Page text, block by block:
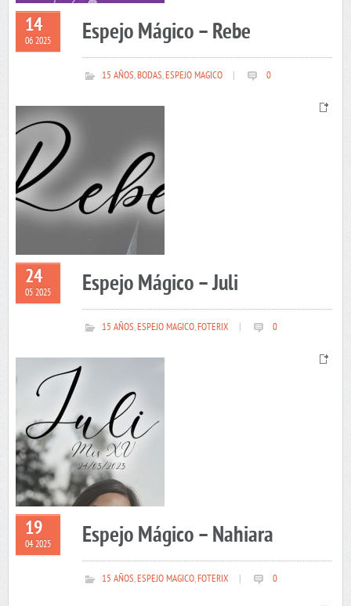
14
06 2025 Espejo Mágico – Rebe
15 AÑOS,BODAS,ESPEJO MAGICO 0
24
05 2025 Espejo Mágico – Juli
15 AÑOS,ESPEJO MAGICO,FOTERIX 0
19
04 2025 Espejo Mágico – Nahiara
15 AÑOS,ESPEJO MAGICO,FOTERIX 0